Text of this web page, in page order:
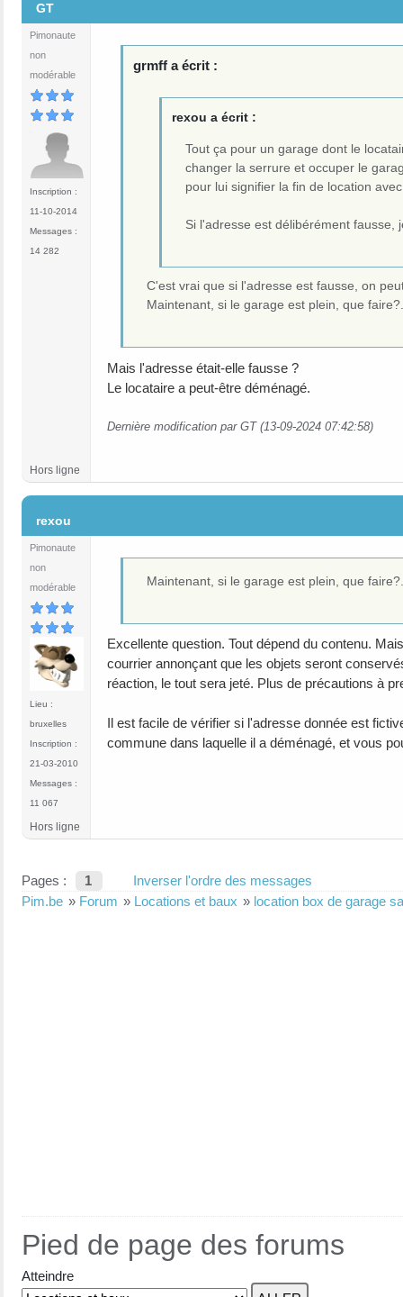
GT
Pimonaute
non
modérable
Inscription :
11-10-2014
Messages :
14 282
grmff a écrit :
rexou a écrit :
Tout ça pour un garage dont le
changer la serrure et occuper le
pour lui signifier la fin de location
Si l'adresse est délibérément fausse,
C'est vrai que si l'adresse est fausse, on
Maintenant, si le garage est plein, que
Mais l'adresse était-elle fausse ?
Le locataire a peut-être déménagé.
Dernière modification par GT (13-09-2024 07:42:58)
Hors ligne
rexou
Pimonaute
non
modérable
Lieu :
bruxelles
Inscription :
21-03-2010
Messages :
11 067
Maintenant, si le garage est plein, que
Excellente question. Tout dépend du contenu.
courrier annonçant que les objets seront
réaction, le tout sera jeté. Plus de précautions à
Il est facile de vérifier si l'adresse donnée est
commune dans laquelle il a déménagé, et vous
Hors ligne
Pages : 1
Inverser l'ordre des messages
Pim.be » Forum » Locations et baux » location box de garage
Pied de page des forums
Atteindre